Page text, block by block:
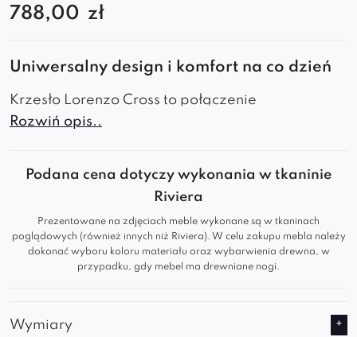
788,00 zł
Uniwersalny design i komfort na co dzień
Krzesło Lorenzo Cross to połączenie
nowoczesnej elegancji i skandynawskiej
solidna konstrukcja sprawiają, że pasuje do
różnych aranżacji wnętrz.
Gładkie siedzisko i oparcie– zapewniają
wygodę i estetyczny, ponadczasowy
wygląd.
Kompaktowa forma
– idealne do mniejszych
Rozwiń opis..
Podana cena dotyczy wykonania w tkaninie
Riviera
Prezentowane na zdjęciach meble wykonane są w tkaninach
poglądowych (również innych niż Riviera). W celu zakupu mebla należy
dokonać wyboru koloru materiału oraz wybarwienia drewna, w
przypadku, gdy mebel ma drewniane nogi.
Wymiary